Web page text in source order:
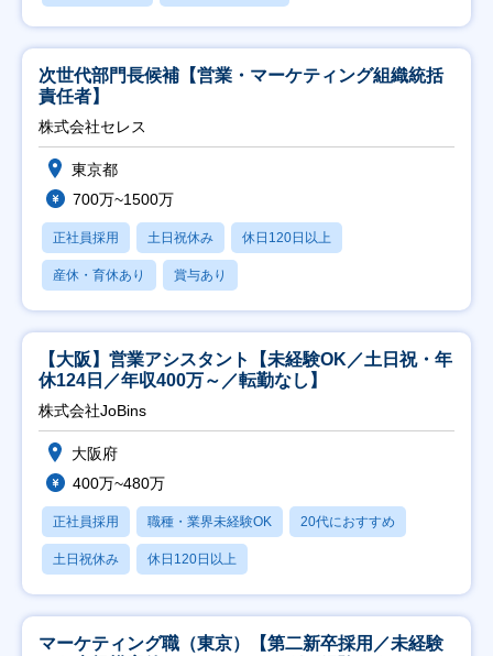
次世代部門長候補【営業・マーケティング組織統括
責任者】
株式会社セレス
東京都
700万~1500万
正社員採用 土日祝休み 休日120日以上
産休・育休あり 賞与あり
【大阪】営業アシスタント【未経験OK／土日祝・年
休124日／年収400万～／転勤なし】
株式会社JoBins
大阪府
400万~480万
正社員採用 職種・業界未経験OK 20代におすすめ
土日祝休み 休日120日以上
マーケティング職（東京）【第二新卒採用／未経験